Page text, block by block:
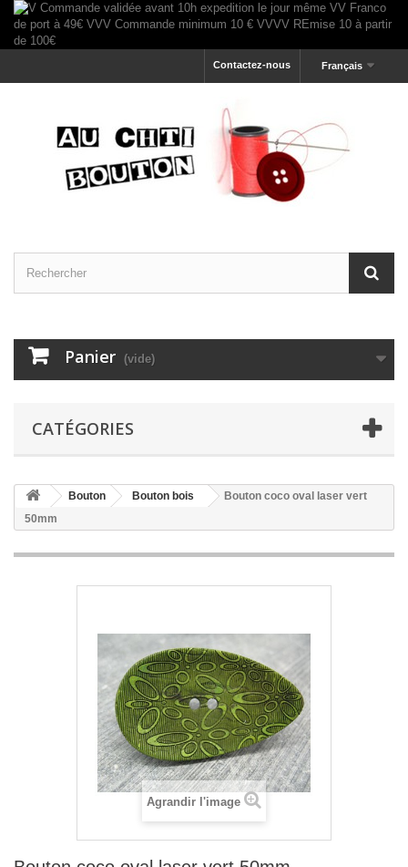
Français
Contactez-nous
Panier (vide)
CATÉGORIES
Bouton Bouton bois
Bouton coco oval laser vert
50mm
Agrandir l'image